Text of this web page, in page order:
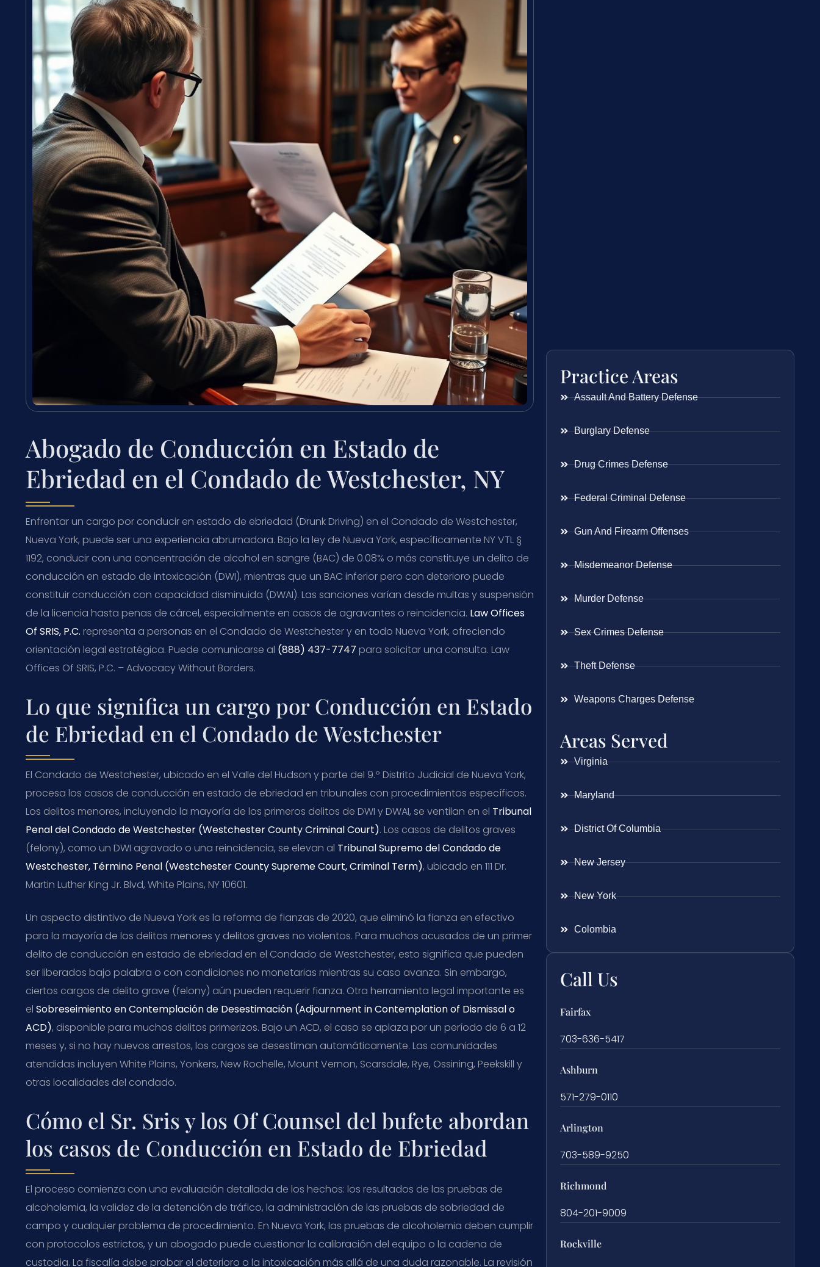
Abogado de Conducción en Estado de
Ebriedad en el Condado de Westchester, NY
Enfrentar un cargo por conducir en estado de ebriedad (Drunk Driving) en el Condado de Westchester,
Nueva York, puede ser una experiencia abrumadora. Bajo la ley de Nueva York, específicamente NY VTL §
1192, conducir con una concentración de alcohol en sangre (BAC) de 0.08% o más constituye un delito de
conducción en estado de intoxicación (DWI), mientras que un BAC inferior pero con deterioro puede
constituir conducción con capacidad disminuida (DWAI). Las sanciones varían desde multas y suspensión
de la licencia hasta penas de cárcel, especialmente en casos de agravantes o reincidencia. Law Offices
Of SRIS, P.C. representa a personas en el Condado de Westchester y en todo Nueva York, ofreciendo
orientación legal estratégica. Puede comunicarse al (888) 437-7747 para solicitar una consulta. Law
Offices Of SRIS, P.C. – Advocacy Without Borders.
Lo que significa un cargo por Conducción en Estado
de Ebriedad en el Condado de Westchester
El Condado de Westchester, ubicado en el Valle del Hudson y parte del 9.º Distrito Judicial de Nueva York,
procesa los casos de conducción en estado de ebriedad en tribunales con procedimientos específicos.
Los delitos menores, incluyendo la mayoría de los primeros delitos de DWI y DWAI, se ventilan en el Tribunal
Penal del Condado de Westchester (Westchester County Criminal Court). Los casos de delitos graves
(felony), como un DWI agravado o una reincidencia, se elevan al Tribunal Supremo del Condado de
Westchester, Término Penal (Westchester County Supreme Court, Criminal Term), ubicado en 111 Dr.
Martin Luther King Jr. Blvd, White Plains, NY 10601.
Un aspecto distintivo de Nueva York es la reforma de fianzas de 2020, que eliminó la fianza en efectivo
para la mayoría de los delitos menores y delitos graves no violentos. Para muchos acusados de un primer
delito de conducción en estado de ebriedad en el Condado de Westchester, esto significa que pueden
ser liberados bajo palabra o con condiciones no monetarias mientras su caso avanza. Sin embargo,
ciertos cargos de delito grave (felony) aún pueden requerir fianza. Otra herramienta legal importante es
el Sobreseimiento en Contemplación de Desestimación (Adjournment in Contemplation of Dismissalo
ACD), disponible para muchos delitos primerizos. Bajo un ACD, el caso se aplaza por un período de 6 a 12
meses y, si no hay nuevos arrestos, los cargos se desestiman automáticamente. Las comunidades
atendidas incluyen White Plains, Yonkers, New Rochelle, Mount Vernon, Scarsdale, Rye, Ossining, Peekskill y
otras localidades del condado.
Cómo el Sr. Sris y los Of Counsel del bufete abordan
los casos de Conducción en Estado de Ebriedad
El proceso comienza con una evaluación detallada de los hechos: los resultados de las pruebas de
alcoholemia, la validez de la detención de tráfico, la administración de las pruebas de sobriedad de
campo y cualquier problema de procedimiento. En Nueva York, las pruebas de alcoholemia deben cumplir
con protocolos estrictos, y un abogado puede cuestionar la calibración del equipo o la cadena de
custodia. La fiscalía debe probar el deterioro o la intoxicación más allá de una duda razonable. La revisión
Practice Areas
Assault And Battery Defense
Burglary Defense
Drug Crimes Defense
Federal Criminal Defense
Gun And Firearm Offenses
Misdemeanor Defense
Murder Defense
Sex Crimes Defense
Theft Defense
Weapons Charges Defense
Areas Served
Virginia
Maryland
District Of Columbia
New Jersey
New York
Colombia
Call Us
Fairfax
703-636-5417
Ashburn
571-279-0110
Arlington
703-589-9250
Richmond
804-201-9009
Rockville